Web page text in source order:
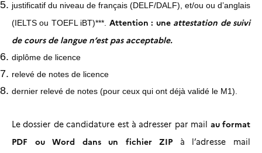
justificatif du niveau de français (DELF/DALF), et/ou ou d’anglais
(IELTS ou TOEFL iBT)***. Attention : une attestation de suivi
de cours de langue n’est pas acceptable.
diplôme de licence
relevé de notes de licence
dernier relevé de notes (pour ceux qui ont déjà validé le M1).
Le dossier de candidature est à adresser par mail au format
PDF ou Word dans un fichier ZIP à l’adresse mail